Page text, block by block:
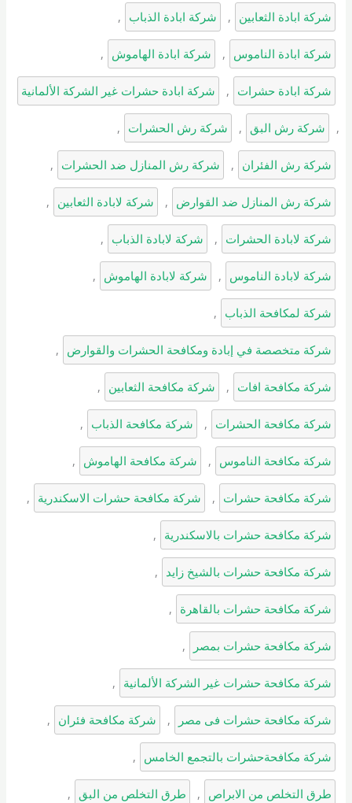
شركة ابادة الثعابين , شركة ابادة الذباب ,
شركة ابادة الناموس , شركة ابادة الهاموش ,
شركة ابادة حشرات , شركة ابادة حشرات غير الشركة الألمانية
, شركة رش البق , شركة رش الحشرات ,
شركة رش الفئران , شركة رش المنازل ضد الحشرات ,
شركة رش المنازل ضد القوارض , شركة لابادة الثعابين ,
شركة لابادة الحشرات , شركة لابادة الذباب ,
شركة لابادة الناموس , شركة لابادة الهاموش ,
شركة لمكافحة الذباب ,
شركة متخصصة في إبادة ومكافحة الحشرات والقوارض ,
شركة مكافحة افات , شركة مكافحة الثعابين ,
شركة مكافحة الحشرات , شركة مكافحة الذباب ,
شركة مكافحة الناموس , شركة مكافحة الهاموش ,
شركة مكافحة حشرات , شركة مكافحة حشرات الاسكندرية ,
شركة مكافحة حشرات بالاسكندرية ,
شركة مكافحة حشرات بالشيخ زايد ,
شركة مكافحة حشرات بالقاهرة ,
شركة مكافحة حشرات بمصر ,
شركة مكافحة حشرات غير الشركة الألمانية ,
شركة مكافحة حشرات فى مصر , شركة مكافحة فئران ,
شركة مكافحةحشرات بالتجمع الخامس ,
طرق التخلص من الابراص , طرق التخلص من البق ,